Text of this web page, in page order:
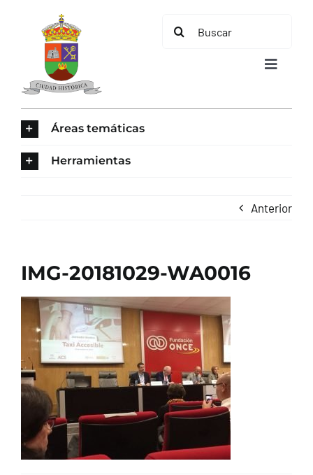
contenido
Buscar:
Toggle
CONTACTO
Áreas temáticas
Herramientas
Anterior
IMG-20181029-WA0016